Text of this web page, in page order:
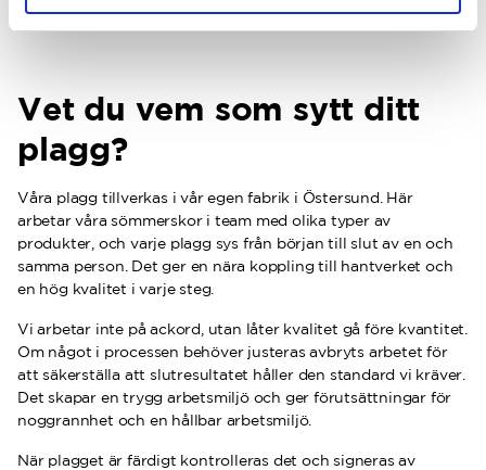
Vet du vem som sytt ditt
plagg?
Våra plagg tillverkas i vår egen fabrik i Östersund. Här
arbetar våra sömmerskor i team med olika typer av
produkter, och varje plagg sys från början till slut av en och
samma person. Det ger en nära koppling till hantverket och
en hög kvalitet i varje steg.
Vi arbetar inte på ackord, utan låter kvalitet gå före kvantitet.
Om något i processen behöver justeras avbryts arbetet för
att säkerställa att slutresultatet håller den standard vi kräver.
Det skapar en trygg arbetsmiljö och ger förutsättningar för
noggrannhet och en hållbar arbetsmiljö.
När plagget är färdigt kontrolleras det och signeras av